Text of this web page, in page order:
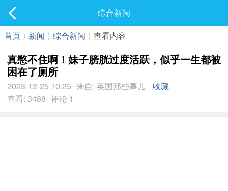
最新发表
综合新闻
首页 ⟩ 新闻 ⟩ 综合新闻 ⟩ 查看内容
真憋不住啊！妹子膀胱过度活跃，似乎一生都被
困在了厕所
2023-12-25 10:25 来自: 英国那些事儿
收藏
查看: 3488 评论 1